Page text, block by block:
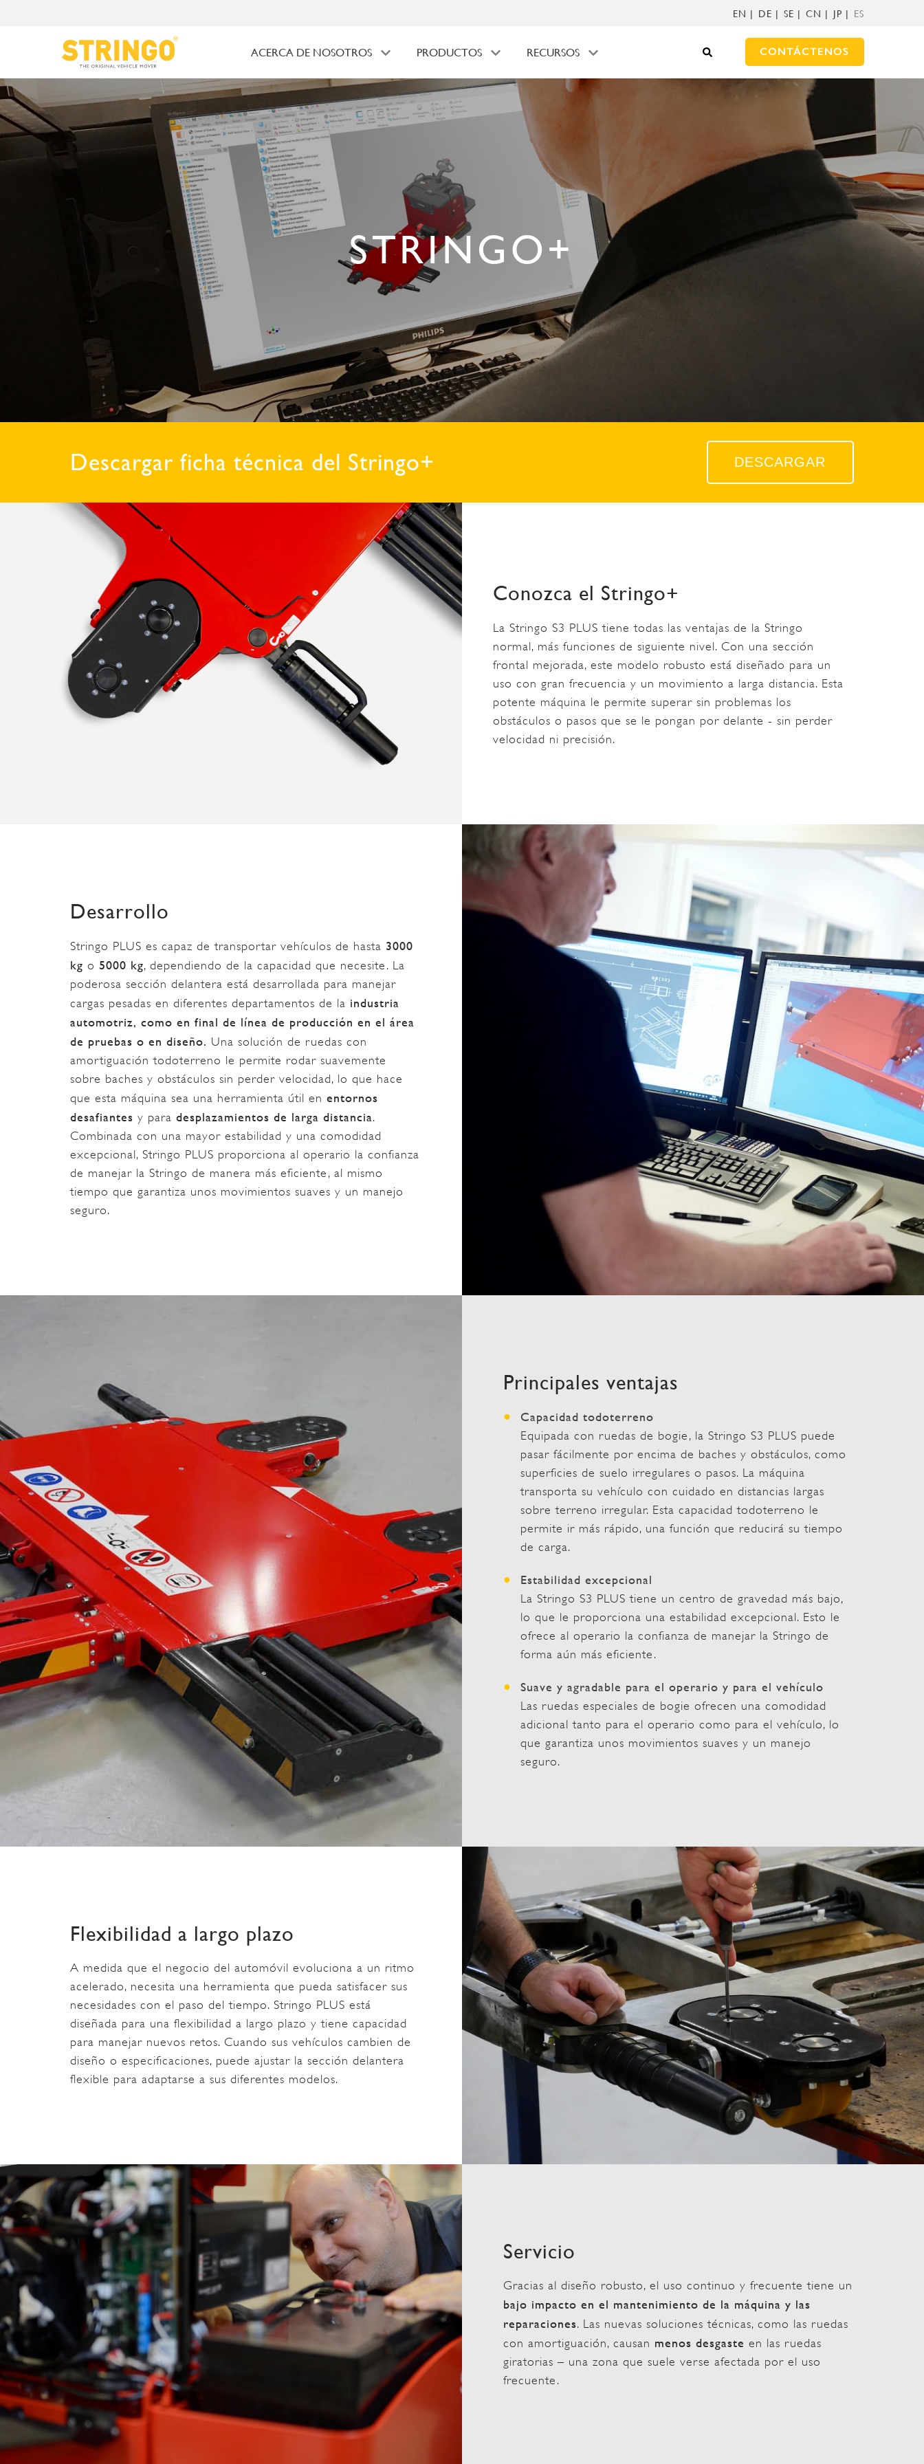
EN DE SE CN JP ES
ACERCA DE NOSOTROS PRODUCTOS RECURSOS CONTÁCTENOS
STRINGO+
Descargar ficha técnica del Stringo+ DESCARGAR
Conozca el Stringo+
La Stringo S3 PLUS tiene todas las ventajas de la Stringo
normal, más funciones de siguiente nivel. Con una sección
frontal mejorada, este modelo robusto está diseñado para un
uso con gran frecuencia y un movimiento a larga distancia. Esta
potente máquina le permite superar sin problemas los
obstáculos o pasos que se le pongan por delante - sin perder
velocidad ni precisión.
Desarrollo
Stringo PLUS es capaz de transportar vehículos de hasta 3000
kg o 5000 kg, dependiendo de la capacidad que necesite. La
poderosa sección delantera está desarrollada para manejar
cargas pesadas en diferentes departamentos de la industria
automotriz, como en final de línea de producción en el área
de pruebas o en diseño. Una solución de ruedas con
amortiguación todoterreno le permite rodar suavemente
sobre baches y obstáculos sin perder velocidad, lo que hace
que esta máquina sea una herramienta útil en entornos
desafiantes y para desplazamientos de larga distancia.
Combinada con una mayor estabilidad y una comodidad
excepcional, Stringo PLUS proporciona al operario la confianza
de manejar la Stringo de manera más eficiente, al mismo
tiempo que garantiza unos movimientos suaves y un manejo
seguro.
Principales ventajas
Capacidad todoterreno
Equipada con ruedas de bogie, la Stringo S3 PLUS puede
pasar fácilmente por encima de baches y obstáculos, como
superficies de suelo irregulares o pasos. La máquina
transporta su vehículo con cuidado en distancias largas
sobre terreno irregular. Esta capacidad todoterreno le
permite ir más rápido, una función que reducirá su tiempo
de carga.
Estabilidad excepcional
La Stringo S3 PLUS tiene un centro de gravedad más bajo,
lo que le proporciona una estabilidad excepcional. Esto le
ofrece al operario la confianza de manejar la Stringo de
forma aún más eficiente.
Suave y agradable para el operario y para el vehículo
Las ruedas especiales de bogie ofrecen una comodidad
adicional tanto para el operario como para el vehículo, lo
que garantiza unos movimientos suaves y un manejo
seguro.
Flexibilidad a largo plazo
A medida que el negocio del automóvil evoluciona a un ritmo
acelerado, necesita una herramienta que pueda satisfacer sus
necesidades con el paso del tiempo. Stringo PLUS está
diseñada para una flexibilidad a largo plazo y tiene capacidad
para manejar nuevos retos. Cuando sus vehículos cambien de
diseño o especificaciones, puede ajustar la sección delantera
flexible para adaptarse a sus diferentes modelos.
Servicio
Gracias al diseño robusto, el uso continuo y frecuente tiene un
bajo impacto en el mantenimiento de la máquina y las
reparaciones. Las nuevas soluciones técnicas, como las ruedas
con amortiguación, causan menos desgaste en las ruedas
giratorias – una zona que suele verse afectada por el uso
frecuente.